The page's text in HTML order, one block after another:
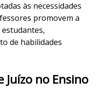
às necessidades
promovem a
de habilidades
Juízo no Ensino